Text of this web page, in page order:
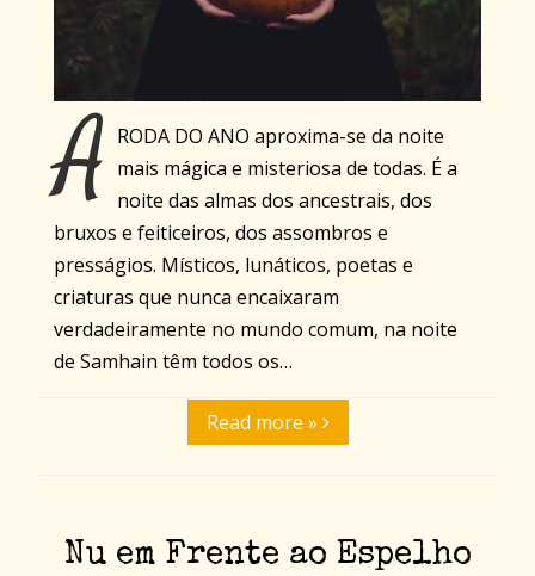
A RODA DO ANO aproxima-se da noite
mais mágica e misteriosa de todas. É a
noite das almas dos ancestrais, dos
bruxos e feiticeiros, dos assombros e
presságios. Místicos, lunáticos, poetas e
criaturas que nunca encaixaram
verdadeiramente no mundo comum, na noite
de Samhain têm todos os…
Read more »
Nu em Frente ao Espelho